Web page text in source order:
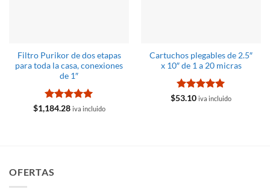
Filtro Purikor de dos etapas
para toda la casa, conexiones
de 1″
Valorado
$1,184.28 iva incluido
Cartuchos plegables de 2.5″
x 10″ de 1 a 20 micras
Valorado
$53.10 iva incluido
OFERTAS